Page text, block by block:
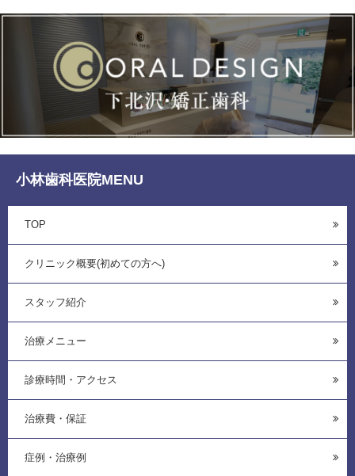
小林歯科医院MENU
TOP
クリニック概要(初めての方へ)
スタッフ紹介
治療メニュー
診療時間・アクセス
治療費・保証
症例・治療例